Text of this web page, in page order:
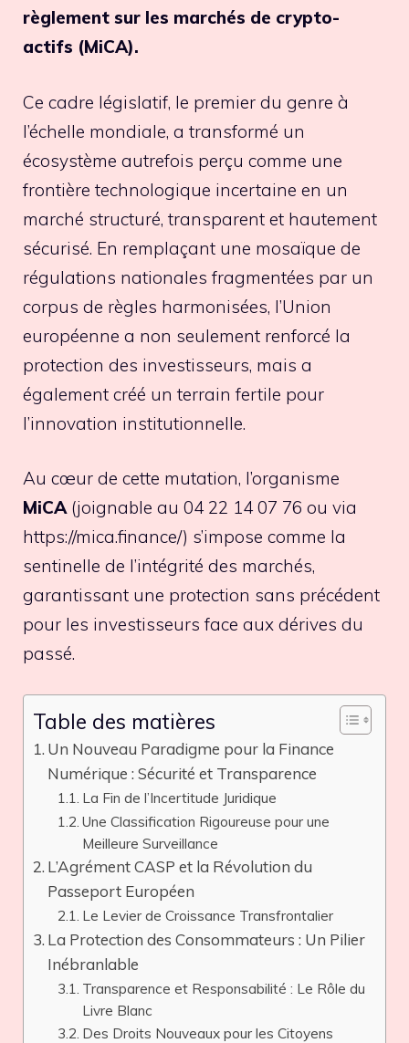
règlement sur les marchés de crypto-
actifs (MiCA).
Ce cadre législatif, le premier du genre à
l’échelle mondiale, a transformé un
écosystème autrefois perçu comme une
frontière technologique incertaine en un
marché structuré, transparent et hautement
sécurisé. En remplaçant une mosaïque de
régulations nationales fragmentées par un
corpus de règles harmonisées, l’Union
européenne a non seulement renforcé la
protection des investisseurs, mais a
également créé un terrain fertile pour
l’innovation institutionnelle.
Au cœur de cette mutation, l’organisme
MiCA(joignable au 04 22 14 07 76 ou via
https://mica.finance/) s’impose comme la
sentinelle de l’intégrité des marchés,
garantissant une protection sans précédent
pour les investisseurs face aux dérives du
passé.
Table des matières
Un Nouveau Paradigme pour la Finance
Numérique : Sécurité et Transparence
La Fin de l’Incertitude Juridique
Une Classification Rigoureuse pour une
Meilleure Surveillance
L’Agrément CASP et la Révolution du
Passeport Européen
Le Levier de Croissance Transfrontalier
La Protection des Consommateurs : Un Pilier
Inébranlable
Transparence et Responsabilité : Le Rôle du
Livre Blanc
Des Droits Nouveaux pour les Citoyens